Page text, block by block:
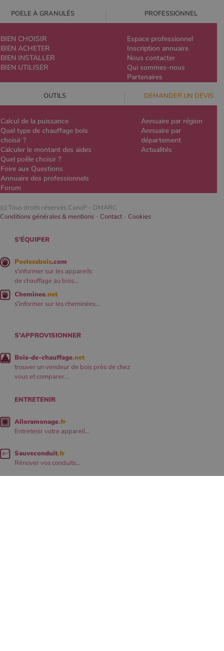
POELE À GRANULÉS PROFESSIONNEL
BIEN CHOISIR
BIEN ACHETER
BIEN INSTALLER
BIEN UTILISER
Espace professionnel
Inscription annuaire
Nous contacter
Qui sommes-nous
Partenaires
OUTILS DEMANDER UN DEVIS
Calcul de la puissance
Quel type de chauffage bois
choisir ?
Calculer le montant des aides
Quel poêle choisir ?
Foire aux Questions
Annuaire des professionnels
Forum
Annuaire par région
Annuaire par
département
Actualités
(c) Tous droits réservés CanoP - DMARC
Conditions générales & mentions - Contact- Cookies
S'ÉQUIPER
Poelesabois.com
s'informer sur les appareils
de chauffage au bois...
Cheminee.net
s'informer sur les cheminées...
S'APPROVISIONNER
Bois-de-chauffage.net
trouver un vendeur de bois près de chez
vous et comparer...
ENTRETENIR
Alloramonage.fr
Entretenir votre appareil...
Sauveconduit.fr
Rénover vos conduits...